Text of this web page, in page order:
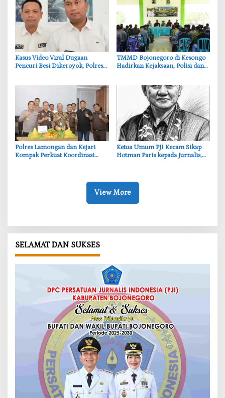
‎Kasus Video Viral Dugaan
Pencuri Besi Dikeroyok, Polres
‎TMMD Bojonegoro di Kesongo
Hadirkan Kejaksaan, Polisi dan
‎Polres Lamongan dan Kejari
Kompak Perkuat Koordinasi
‎Ketua Umum PJI Kecam Sikap
Hotman Paris kepada Jurnalis,
View More
SELAMAT DAN SUKSES